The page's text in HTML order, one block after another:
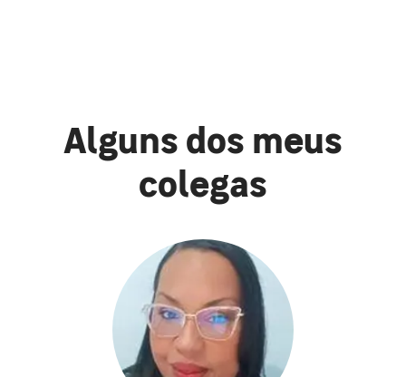
Alguns dos meus
colegas